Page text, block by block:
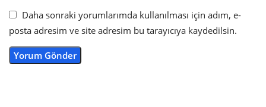
Daha sonraki yorumlarımda kullanılması için adım, e-
posta adresim ve site adresim bu tarayıcıya kaydedilsin.